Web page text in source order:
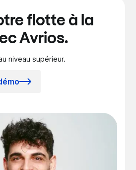
flotte à la
Avrios.
niveau supérieur.